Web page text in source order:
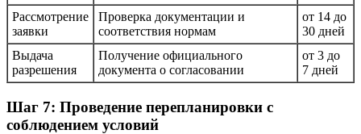
Рассмотрение
заявки
Проверка документации и
соответствия нормам
от 14 до
30 дней
Выдача
разрешения
Получение официального
документа о согласовании
от 3 до
7 дней
Шаг 7: Проведение перепланировки с
соблюдением условий